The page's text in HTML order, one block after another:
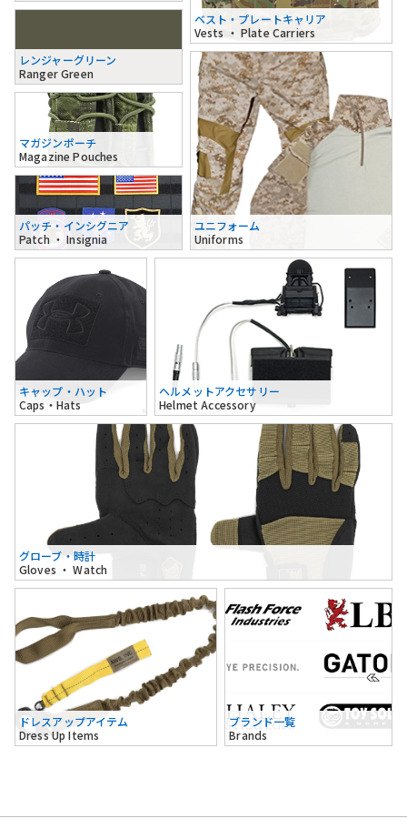
レンジャーグリーン
Ranger Green
ベスト・プレートキャリア
Vests ・ Plate Carriers
マガジンポーチ
Magazine Pouches
パッチ・インシグニア
Patch ・ Insignia
ユニフォーム
Uniforms
キャップ・ハット
Caps・Hats
ヘルメットアクセサリー
Helmet Accessory
グローブ・時計
Gloves ・ Watch
ドレスアップアイテム
Dress Up Items
ブランド一覧
Brands